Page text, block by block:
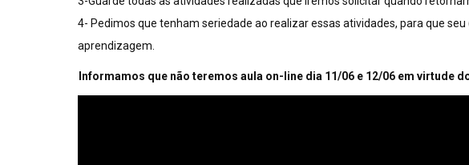
4- Pedimos que tenham seriedade ao realizar essas atividades, para que
aprendizagem.
Informamos que não teremos aula on-line dia 11/06 e 12/06 em virtude